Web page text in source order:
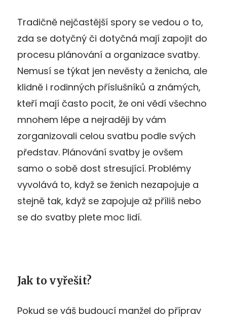
Tradičně nejčastější spory se vedou o to,
zda se dotyčný či dotyčná mají zapojit do
procesu plánování a organizace svatby.
Nemusí se týkat jen nevěsty a ženicha, ale
klidně i rodinných příslušníků a známých,
kteří mají často pocit, že oni vědí všechno
mnohem lépe a nejraději by vám
zorganizovali celou svatbu podle svých
představ. Plánování svatby je ovšem
samo o sobě dost stresující. Problémy
vyvolává to, když se ženich nezapojuje a
stejně tak, když se zapojuje až příliš nebo
se do svatby plete moc lidí.
Jak to vyřešit?
Pokud se váš budoucí manžel do příprav